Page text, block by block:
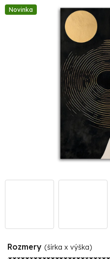
Novinka
Rozmery (šírka x výška)